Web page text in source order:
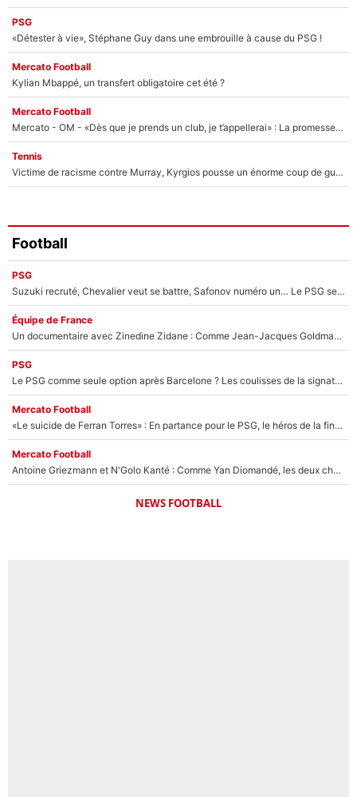
PSG
«Détester à vie», Stéphane Guy dans une embrouille à cause du PSG !
Mercato Football
Kylian Mbappé, un transfert obligatoire cet été ?
Mercato Football
Mercato - OM - «Dès que je prends un club, je t’appellerai» : La promesse de Marcelino au moment de claquer la porte
Tennis
Victime de racisme contre Murray, Kyrgios pousse un énorme coup de gueule !
Football
PSG
Suzuki recruté, Chevalier veut se battre, Safonov numéro un… Le PSG se lance encore dans un gros chantier pour le poste de gardien de but
Équipe de France
Un documentaire avec Zinedine Zidane : Comme Jean-Jacques Goldman et Mylène Farmer, le nouveau sélectionneur de l'équipe de France a recalé une journaliste très connue
PSG
Le PSG comme seule option après Barcelone ? Les coulisses de la signature historique de Lionel Messi sont révélées au grand jour !
Mercato Football
«Le suicide de Ferran Torres» : En partance pour le PSG, le héros de la finale de la Coupe du monde s'attire les foudres de la presse espagnole !
Mercato Football
Antoine Griezmann et N'Golo Kanté : Comme Yan Diomandé, les deux champions du monde ont refusé de signer au PSG !
NEWS FOOTBALL